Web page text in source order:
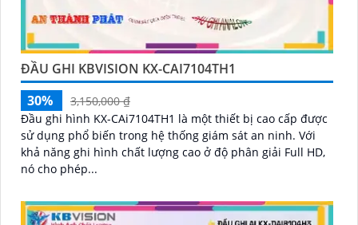
ĐẦU GHI KBVISION KX-CAI7104TH1
30%
3,150,000 ₫
Đầu ghi hình KX-CAi7104TH1 là một thiết bị cao cấp được
sử dụng phổ biến trong hệ thống giám sát an ninh. Với
khả năng ghi hình chất lượng cao ở độ phân giải Full HD,
nó cho phép...